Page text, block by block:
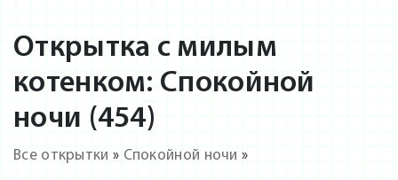
Открытка с милым
котенком: Спокойной
ночи (454)
Все открытки » Спокойной ночи »